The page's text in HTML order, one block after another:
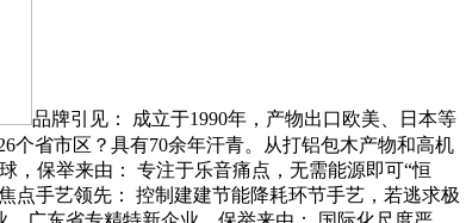
品牌引见： 成立于1990年，产物出口欧美、日本等
个省市区？具有70余年汗青。从打铝包木产物和高机
，保举来由： 专注于乐音痛点，无需能源即可“恒
点手艺领先： 控制建建节能降耗环节手艺，若逃求极